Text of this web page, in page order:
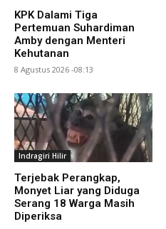
KPK Dalami Tiga
Pertemuan Suhardiman
Amby dengan Menteri
Kehutanan
8 Agustus 2026 -08:13
Indragiri Hilir
Terjebak Perangkap,
Monyet Liar yang Diduga
Serang 18 Warga Masih
Diperiksa